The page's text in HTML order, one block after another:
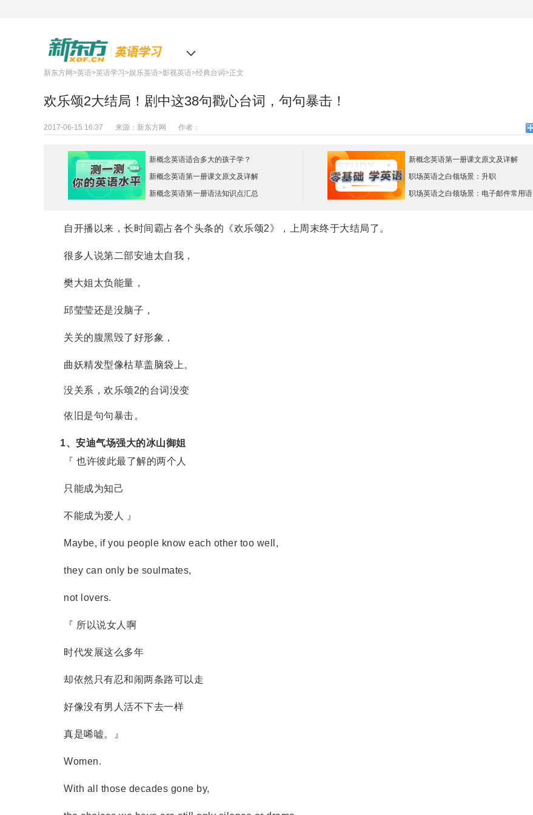
新东方网>英语>英语学习 >娱乐英语>影视英语>经典台词>正文
欢乐颂2大结局！剧中这38句戳心台词，句句暴击！
2017-06-15 16:37 来源： 新东方网 作者：
新概念英语适合多大的孩子学？
新概念英语第一册课文原文及详解
新概念英语第一册语法知识点汇总
新概念英语第一册课文原文及详解
职场英语之白领场景：升职
职场英语之白领场景：电子邮件常用语
自开播以来，长时间霸占各个头条的《欢乐颂2》，上周末终于大结局了。
很多人说第二部安迪太自我，
樊大姐太负能量，
邱莹莹还是没脑子，
关关的腹黑毁了好形象，
曲妖精发型像枯草盖脑袋上。
没关系，欢乐颂2的台词没变
依旧是句句暴击。
1、安迪气场强大的冰山御姐
『 也许彼此最了解的两个人
只能成为知己
不能成为爱人 』
Maybe, if you people know each other too well,
they can only be soulmates,
not lovers.
『 所以说女人啊
时代发展这么多年
却依然只有忍和闹两条路可以走
好像没有男人活不下去一样
真是唏嘘。』
Women.
With all those decades gone by,